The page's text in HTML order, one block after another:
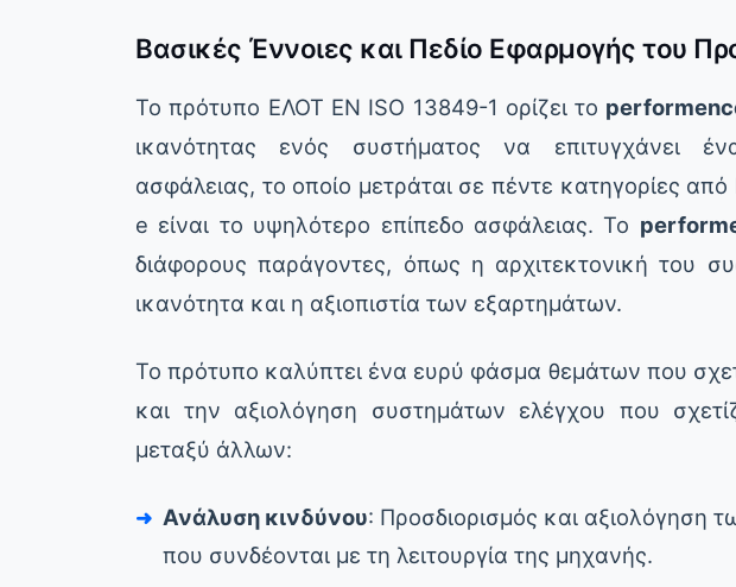
Βασικές Έννοιες και Πεδίο Εφαρμογής του
Το πρότυπο ΕΛΟΤ EN ISO 13849-1 ορίζει το
ικανότητας ενός συστήματος να επιτυγχάνει
ασφάλειας, το οποίο μετράται σε πέντε κατηγορίες
e είναι το υψηλότερο επίπεδο ασφάλειας. Το
διάφορους παράγοντες, όπως η αρχιτεκτονική του
ικανότητα και η αξιοπιστία των εξαρτημάτων.
Το πρότυπο καλύπτει ένα ευρύ φάσμα θεμάτων που
και την αξιολόγηση συστημάτων ελέγχου που
μεταξύ άλλων:
Ανάλυση κινδύνου: Προσδιορισμός και αξιολόγηση
που συνδέονται με τη λειτουργία της μηχανής.